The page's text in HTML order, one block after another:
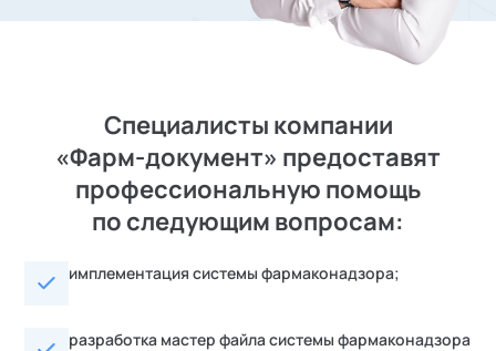
Специалисты компании
«Фарм-документ» предоставят
профессиональную помощь
по следующим вопросам:
имплементация системы фармаконадзора;
разработка мастер файла системы фармаконадзора